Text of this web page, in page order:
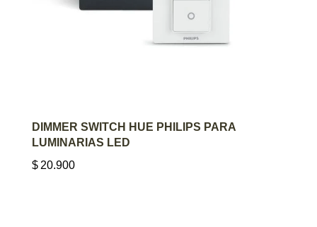
AGREGAR AL CARRITO
DIMMER SWITCH HUE PHILIPS PARA
LUMINARIAS LED
$ 20.900